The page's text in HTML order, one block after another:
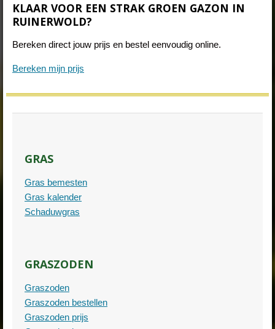
KLAAR VOOR EEN STRAK GROEN GAZON IN
RUINERWOLD?
Bereken direct jouw prijs en bestel eenvoudig online.
Bereken mijn prijs
GRAS
Gras bemesten
Gras kalender
Schaduwgras
GRASZODEN
Graszoden
Graszoden bestellen
Graszoden prijs